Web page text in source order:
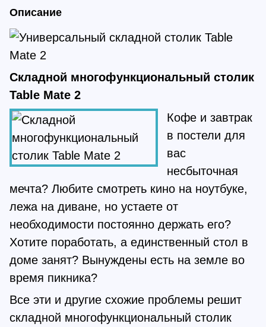
Описание
Складной многофункциональный столик
Table Mate 2
Кофе и завтрак
в постели для
вас
несбыточная
мечта? Любите смотреть кино на ноутбуке,
лежа на диване, но устаете от
необходимости постоянно держать его?
Хотите поработать, а единственный стол в
доме занят? Вынуждены есть на земле во
время пикника?
Все эти и другие схожие проблемы решит
складной многофункциональный столик